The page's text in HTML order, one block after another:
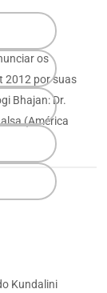
os
2012 por suas
Bhajan: Dr.
(América
Kundalini